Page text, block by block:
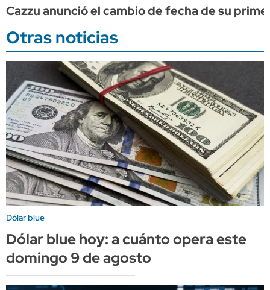
Cazzu anunció el cambio de fecha de su
Otras noticias
Dólar blue
Dólar blue hoy: a cuánto opera este
domingo 9 de agosto